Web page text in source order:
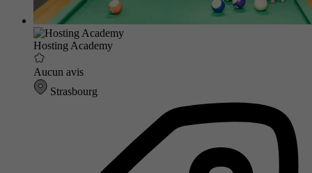
Hosting Academy
Aucun avis
Strasbourg